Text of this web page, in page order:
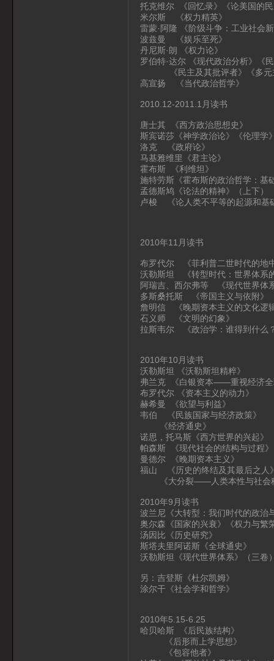
托克维尔 《回忆录》《论美国的
米尔斯 《权力精英》
雷蒙·阿隆 《阶级斗争：工业社会
波兹曼 《娱乐至死》
丹尼斯·朗 《权力论》
罗伯特·达尔 《现代政治分析》《
《民主及其批评者》《多元
高宣扬 《当代政治哲学》
2010.12-2011.1月读书
唐士其 《西方政治思想史》
斯宾诺莎《神学政治论》《伦理学
洛克 《政府论》
马基雅维里《君主论》
霍布斯 《利维坦》
施特劳斯《霍布斯的政治哲学：基
孟德斯鸠《论法的精神》（上下）
卢梭 《论人类不平等的起源和基
2010年11月读书
布罗代尔 《菲利普二世时代的地
沃勒斯坦 《转型时代：世界体系
阿瑞吉、西尔弗等 《现代世界体
多斯桑托斯 《帝国主义与依附》
詹明信 《晚期资本主义的文化逻
石义师 《文明的幻象》
拉斯韦尔 《政治学：谁得到什么
2010年10月读书
沃勒斯坦 《沃勒斯坦精粹》
弗兰克 《白银资本——重视经济全
布罗代尔 《资本主义的动力》
赫希曼 《欲望与利益》
韦伯 《民族国家与经济政策》
《经济通史》
诺思，托马斯《西方世界的兴起》
帕森斯 《现代社会的结构与过程》
曼德尔 《晚期资本主义》
福山 《历史的终结及其最后之人
《大分裂——人类本性与社会
2010年9月读书
波兰尼《大转型：我们时代的政治
奥尔森《国家的兴衰》《权力与繁
汤因比《历史研究》
斯塔夫里阿诺斯《全球通史》
沃勒斯坦《现代世界体系》（三卷
另：吉登斯《杜尔凯姆》
涂尔干《社会学和哲学》
2010年5.15-6.25
哈贝哈斯 《后民族结构》
《后形而上学思想》
《包容他者》